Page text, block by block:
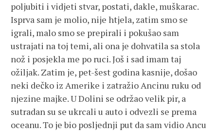
poljubiti i vidjeti stvar, postati, dakle, muškarac.
Isprva sam je molio, nije htjela, zatim smo se
igrali, malo smo se prepirali i pokušao sam
ustrajati na toj temi, ali ona je dohvatila sa stola
nož i posjekla me po ruci. Još i sad imam taj
ožiljak. Zatim je, pet-šest godina kasnije, došao
neki dečko iz Amerike i zatražio Ancinu ruku od
njezine majke. U Dolini se održao velik pir, a
sutradan su se ukrcali u auto i odvezli se prema
oceanu. To je bio posljednji put da sam vidio Ancu